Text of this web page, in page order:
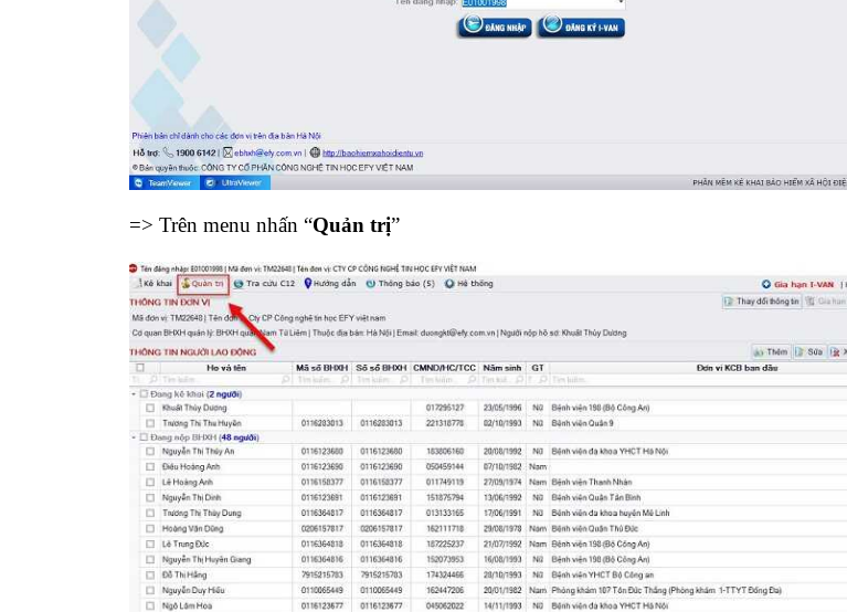
=> Trên menu nhấn “Quản trị”